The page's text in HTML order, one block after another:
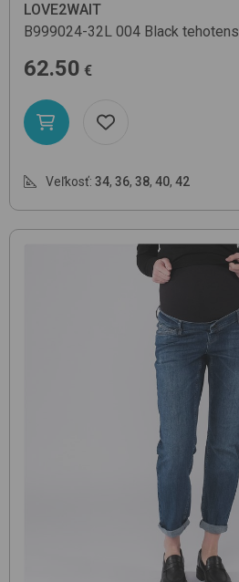
LOVE2WAIT
B999024-32L 004 Black
62.50 €
Veľkosť: 34, 36, 38, 40, 42